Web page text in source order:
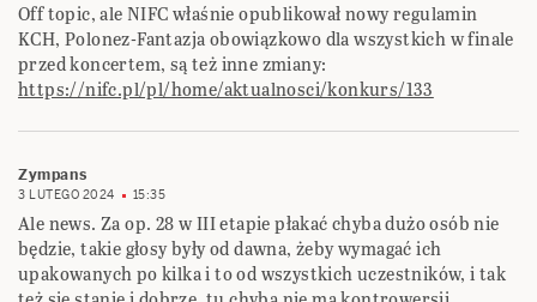
Off topic, ale NIFC właśnie opublikował nowy regulamin
KCH, Polonez-Fantazja obowiązkowo dla wszystkich w finale
przed koncertem, są też inne zmiany:
https://nifc.pl/pl/home/aktualnosci/konkurs/133
Zympans
3 LUTEGO 2024 15:35
Ale news. Za op. 28 w III etapie płakać chyba dużo osób nie
będzie, takie głosy były od dawna, żeby wymagać ich
upakowanych po kilka i to od wszystkich uczestników, i tak